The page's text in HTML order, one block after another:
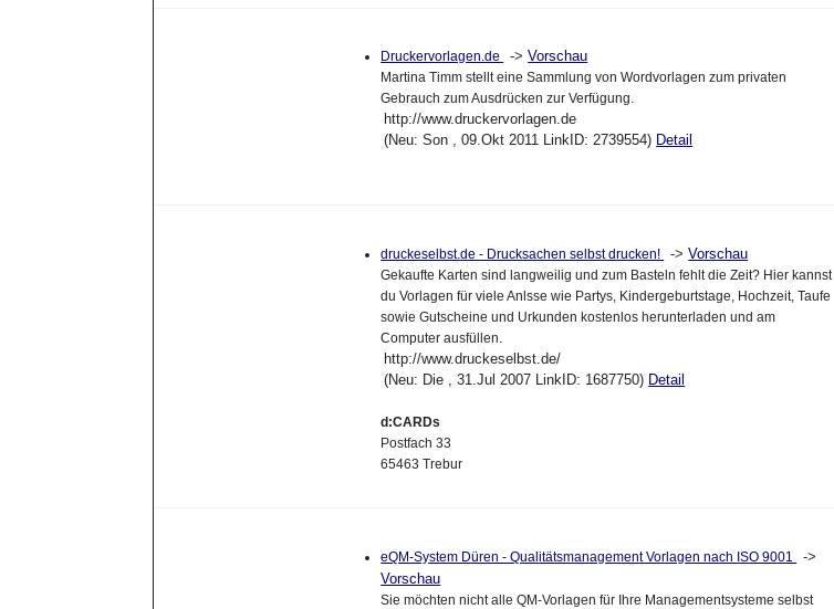
Druckervorlagen.de ->Vorschau
Martina Timm stellt eine Sammlung von Wordvorlagen zum privaten
Gebrauch zum Ausdrücken zur Verfügung.
http://www.druckervorlagen.de
(Neu: Son , 09.Okt 2011 LinkID: 2739554) Detail
druckeselbst.de - Drucksachen selbst drucken! ->Vorschau
Gekaufte Karten sind langweilig und zum Basteln fehlt die Zeit? Hier kannst
du Vorlagen für viele Anlsse wie Partys, Kindergeburtstage, Hochzeit, Taufe
sowie Gutscheine und Urkunden kostenlos herunterladen und am
Computer ausfüllen.
http://www.druckeselbst.de/
(Neu: Die , 31.Jul 2007 LinkID: 1687750) Detail
d:CARDs
Postfach 33
65463 Trebur
eQM-System Düren - Qualitätsmanagement Vorlagen nach ISO 9001
->
Vorschau
Sie möchten nicht alle QM-Vorlagen für Ihre Managementsysteme selbst